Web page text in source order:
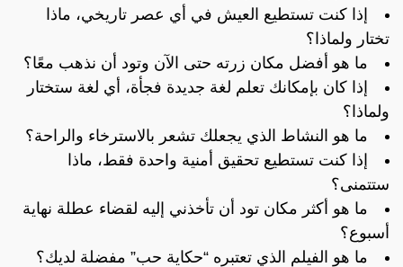
إذا كنت تستطيع العيش في أي عصر تاريخي، ماذا
تختار ولماذا؟
ما هو أفضل مكان زرته حتى الآن وتود أن نذهب معًا؟
إذا كان بإمكانك تعلم لغة جديدة فجأة، أي لغة ستختار
ولماذا؟
ما هو النشاط الذي يجعلك تشعر بالاسترخاء والراحة؟
إذا كنت تستطيع تحقيق أمنية واحدة فقط، ماذا
ستتمنى؟
ما هو أكثر مكان تود أن تأخذني إليه لقضاء عطلة نهاية
أسبوع؟
ما هو الفيلم الذي تعتبره “حكاية حب” مفضلة لديك؟